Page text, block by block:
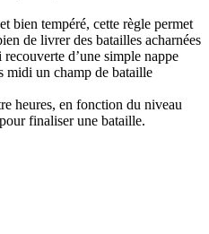
bien tempéré, cette règle permet
de livrer des batailles acharnées
d’une simple nappe
midi un champ de bataille
heures, en fonction du niveau
finaliser une bataille.